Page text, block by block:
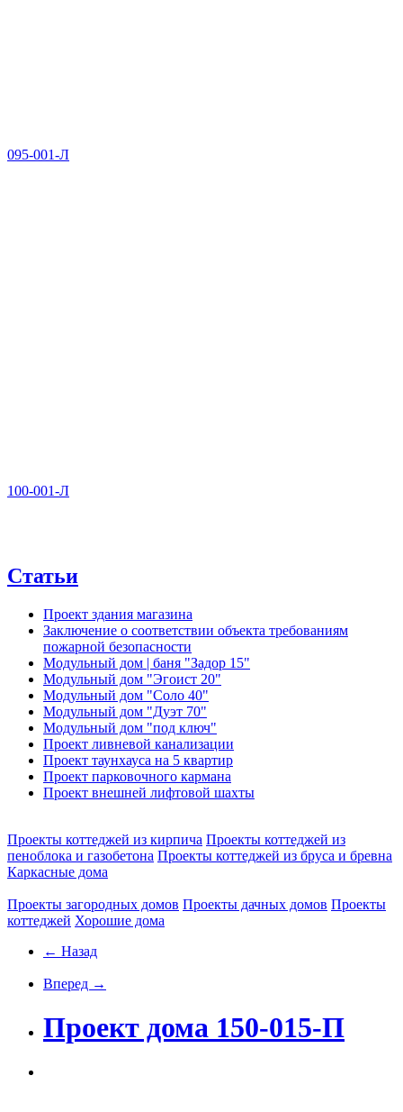
095-001-Л
100-001-Л
Статьи
Проект здания магазина
Заключение о соответствии объекта требованиям
пожарной безопасности
Модульный дом | баня "Задор 15"
Модульный дом "Эгоист 20"
Модульный дом "Соло 40"
Модульный дом "Дуэт 70"
Модульный дом "под ключ"
Проект ливневой канализации
Проект таунхауса на 5 квартир
Проект парковочного кармана
Проект внешней лифтовой шахты
Проекты коттеджей из кирпича Проекты коттеджей из
пеноблока и газобетона Проекты коттеджей из бруса и бревна
Каркасные дома
Проекты загородных домов Проекты дачных домов Проекты
коттеджей Хорошие дома
← Назад
Вперед →
Проект дома 150-015-П